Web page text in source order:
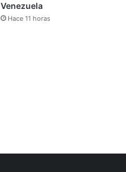
Venezuela
Hace 11 horas